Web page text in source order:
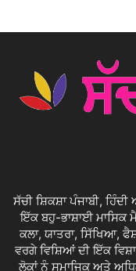
ਸੱਚੀ ਸ਼ਿਕਸ਼ਾ ਪੰਜਾਬੀ,
ਇੱਕ ਬਹੁ-ਭਾਸ਼ਾਈ ਮਾਸਿਕ
ਕਲਾ, ਯਾਤਰਾ, ਸਿੱਖਿਆ,
ਵਰਗੇ ਵਿਸ਼ਿਆਂ ਦੀ ਇੱਕ
ਲੋਕਾਂ ਨੂੰ ਸਮਾਜਿਕ ਅਤੇ